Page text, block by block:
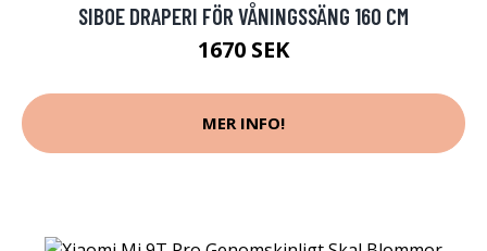
SIBOE DRAPERI FÖR VÅNINGSSÄNG 160 CM
1670 SEK
MER INFO!